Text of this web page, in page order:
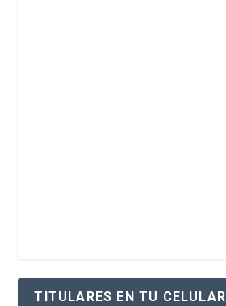
TITULARES EN TU CELULAR